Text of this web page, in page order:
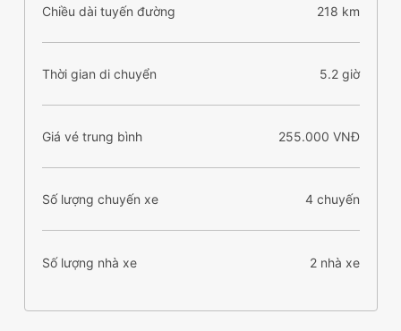
Chiều dài tuyến đường 218 km
Thời gian di chuyển 5.2 giờ
Giá vé trung bình 255.000 VNĐ
Số lượng chuyến xe 4 chuyến
Số lượng nhà xe 2 nhà xe